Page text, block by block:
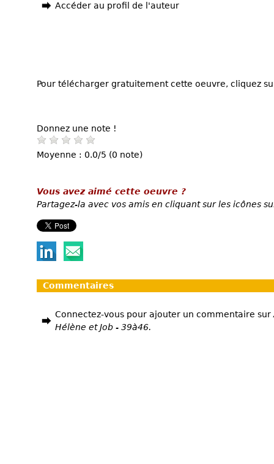
Accéder au profil de l'auteur
Pour télécharger gratuitement cette oeuvre, cliquez
Donnez une note !
Moyenne : 0.0/5 (0 note)
Vous avez aimé cette oeuvre ?
Partagez-la avec vos amis en cliquant sur les icônes
Commentaires
Connectez-vous pour ajouter un commentaire sur
Hélène et Job - 39à46.